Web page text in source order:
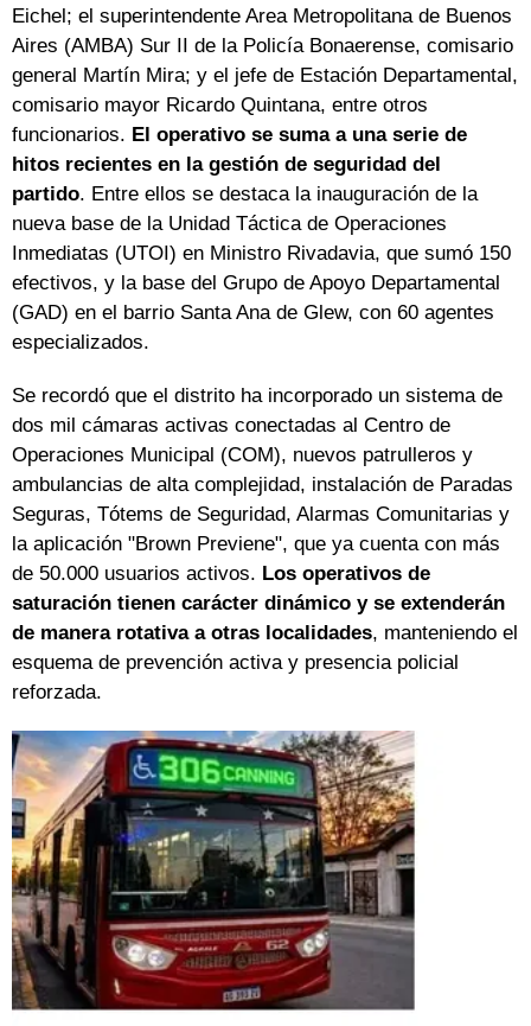
Eichel; el superintendente Area Metropolitana de Buenos
Aires (AMBA) Sur II de la Policía Bonaerense, comisario
general Martín Mira; y el jefe de Estación Departamental,
comisario mayor Ricardo Quintana, entre otros
funcionarios. El operativo se suma a una serie de
hitos recientes en la gestión de seguridad del
partido. Entre ellos se destaca la inauguración de la
nueva base de la Unidad Táctica de Operaciones
Inmediatas (UTOI) en Ministro Rivadavia, que sumó 150
efectivos, y la base del Grupo de Apoyo Departamental
(GAD) en el barrio Santa Ana de Glew, con 60 agentes
especializados.
Se recordó que el distrito ha incorporado un sistema de
dos mil cámaras activas conectadas al Centro de
Operaciones Municipal (COM), nuevos patrulleros y
ambulancias de alta complejidad, instalación de Paradas
Seguras, Tótems de Seguridad, Alarmas Comunitarias y
la aplicación "Brown Previene", que ya cuenta con más
de 50.000 usuarios activos. Los operativos de
saturación tienen carácter dinámico y se extenderán
de manera rotativa a otras localidades, manteniendo el
esquema de prevención activa y presencia policial
reforzada.